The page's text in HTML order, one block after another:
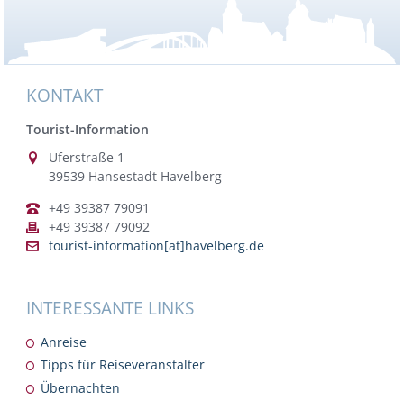
KONTAKT
Tourist-Information
Uferstraße 1
39539 Hansestadt Havelberg
+49 39387 79091
+49 39387 79092
tourist-information[at]havelberg.de
INTERESSANTE LINKS
Anreise
Tipps für Reiseveranstalter
Übernachten